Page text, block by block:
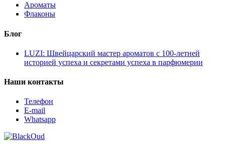
Ароматы
Флаконы
Блог
LUZI: Швейцарский мастер ароматов с 100-летней
историей успеха и секретами успеха в парфюмерии
Наши контакты
Телефон
E-mail
Whatsapp